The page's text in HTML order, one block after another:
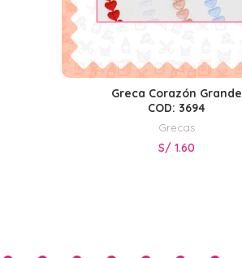
SELECCIONAR OPCIONES
Greca Corazón Grande
COD: 3694
Grecas
S/ 1.60